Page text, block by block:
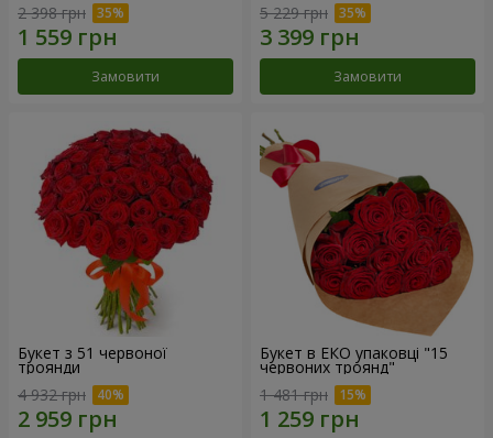
2 398 грн
Замовити
5 229 грн
Замовити
Букет з 51 червоної
троянди
4 932 грн
Букет в ЕКО упаковці "15
червоних троянд"
1 481 грн